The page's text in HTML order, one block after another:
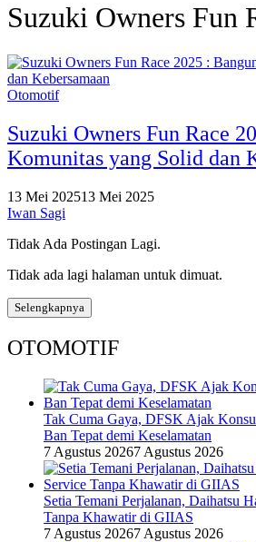
Suzuki Owners Fun
Otomotif
Suzuki Owners Fun Race
Komunitas yang Solid dan
13 Mei 202513 Mei 2025
Iwan Sagi
Tidak Ada Postingan Lagi.
Tidak ada lagi halaman untuk dimuat.
Selengkapnya
OTOMOTIF
Tak Cuma Gaya, DFSK Ajak
Ban Tepat demi Keselamatan
7 Agustus 20267 Agustus 2026
Setia Temani Perjalanan, Daihatsu
Tanpa Khawatir di GIIAS
7 Agustus 20267 Agustus 2026